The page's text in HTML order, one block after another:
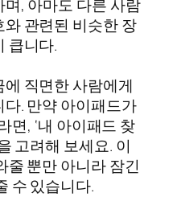
, 아마도 다른 사람
관련된 비슷한 장
큽니다.
직면한 사람에게
. 만약 아이패드가
면, ‘내 아이패드 찾
고려해 보세요. 이
줄 뿐만 아니라 잠긴
수 있습니다.